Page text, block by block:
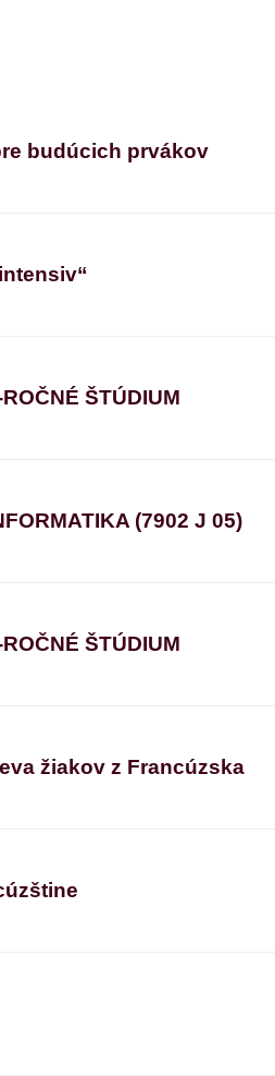
budúcich prvákov
ŠTÚDIUM
(7902 J 05)
ŠTÚDIUM
žiakov z Francúzska